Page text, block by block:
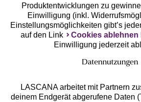
Produktentwicklungen zu
Einwilligung (inkl.
Einstellungsmöglichkeiten gibt’s
auf den Link
Cookies ablehnen
Einwilligung jederzeit
Datennutzungen
LASCANA arbeitet mit Partnern
deinem Endgerät abgerufene Daten